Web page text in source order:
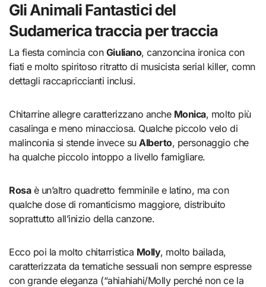
Gli Animali Fantastici del
Sudamerica traccia per traccia
La fiesta comincia con Giuliano, canzoncina ironica con
fiati e molto spiritoso ritratto di musicista serial killer, comn
dettagli raccapriccianti inclusi.
Chitarrine allegre caratterizzano anche Monica, molto più
casalinga e meno minacciosa. Qualche piccolo velo di
malinconia si stende invece suAlberto, personaggio che
ha qualche piccolo intoppo a livello famigliare.
Rosaè un’altro quadretto femminile e latino, ma con
qualche dose di romanticismo maggiore, distribuito
soprattutto all’inizio della canzone.
Ecco poi la molto chitarristica Molly, molto bailada,
caratterizzata da tematiche sessuali non sempre espresse
con grande eleganza (“ahiahiahi/Molly perché non ce la